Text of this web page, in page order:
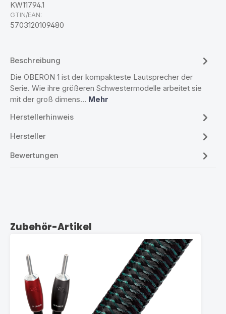
KW11794.1
GTIN/EAN:
5703120109480
Beschreibung
Die OBERON 1 ist der kompakteste Lautsprecher der
Serie. Wie ihre größeren Schwestermodelle arbeitet sie
mit der groß dimens… Mehr
Herstellerhinweis
Hersteller
Bewertungen
Produktgalerie überspringen
Zubehör-Artikel